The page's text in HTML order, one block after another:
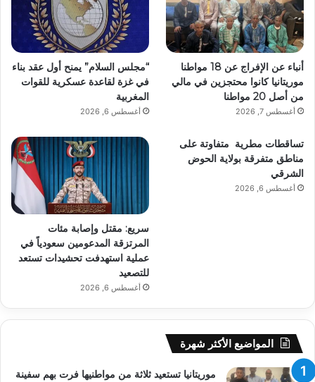
أنباء عن الإفراج عن 18 مواطنا
موريتانيا كانوا محتجزين في مالي
من أصل 20 مواطنا
أغسطس 7, 2026
“مجلس السلام” يمنح أول عقد بناء
في غزة لقاعدة عسكرية للقوات
المغربية
أغسطس 6, 2026
تساقطات مطرية متفاوتة على
مناطق متفرقة بولاية الحوض
الشرقي
أغسطس 6, 2026
سريع: مقتل وإصابة مئات
المرتزقة المدعومين سعودياً في
عملية استهدفت تحشيدات تستعد
للتصعيد
أغسطس 6, 2026
المواضيع الأكثر شهرة
موريتانيا تستعيد ثلاثة من مواطنيها فرت بهم سفينة